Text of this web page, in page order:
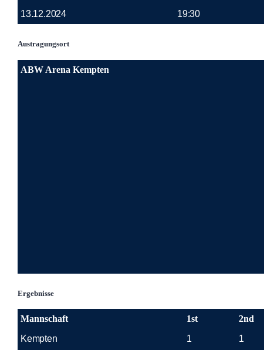
13.12.2024
19:30
Austragungsort
ABW Arena Kempten
Ergebnisse
Mannschaft 1st 2nd
Kempten
1 1